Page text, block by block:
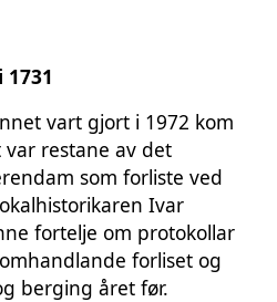
vart gjort i 1972 kom
restane av det
som forliste ved
Ivar
fortelje om protokollar
forliset og
berging året før.